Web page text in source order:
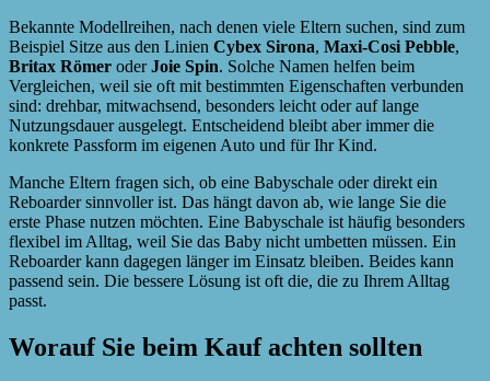
Bekannte Modellreihen, nach denen viele Eltern suchen, sind zum
Beispiel Sitze aus den Linien Cybex Sirona, Maxi-Cosi Pebble,
Britax Römer oderJoie Spin. Solche Namen helfen beim
Vergleichen, weil sie oft mit bestimmten Eigenschaften verbunden
sind: drehbar, mitwachsend, besonders leicht oder auf lange
Nutzungsdauer ausgelegt. Entscheidend bleibt aber immer die
konkrete Passform im eigenen Auto und für Ihr Kind.
Manche Eltern fragen sich, ob eine Babyschale oder direkt ein
Reboarder sinnvoller ist. Das hängt davon ab, wie lange Sie die
erste Phase nutzen möchten. Eine Babyschale ist häufig besonders
flexibel im Alltag, weil Sie das Baby nicht umbetten müssen. Ein
Reboarder kann dagegen länger im Einsatz bleiben. Beides kann
passend sein. Die bessere Lösung ist oft die, die zu Ihrem Alltag
passt.
Worauf Sie beim Kauf achten sollten